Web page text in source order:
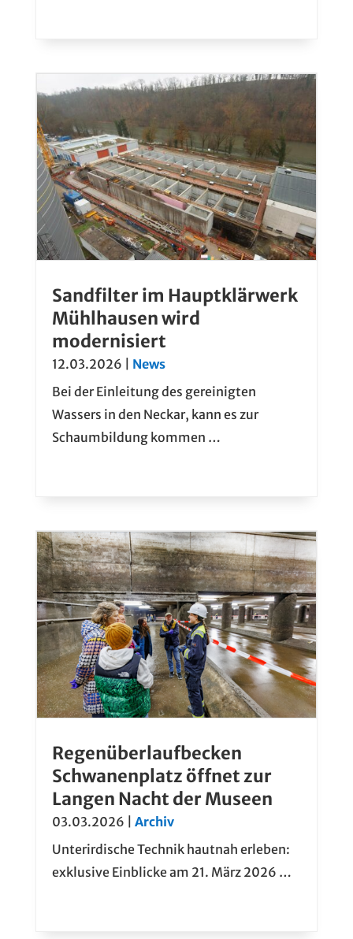
Sandfilter im Hauptklärwerk
Mühlhausen wird
modernisiert
12.03.2026
News
Bei der Einleitung des gereinigten
Wassers in den Neckar, kann es zur
Schaumbildung kommen …
Regenüberlaufbecken
Schwanenplatz öffnet zur
Langen Nacht der Museen
03.03.2026
Archiv
Unterirdische Technik hautnah erleben:
exklusive Einblicke am 21. März 2026 …